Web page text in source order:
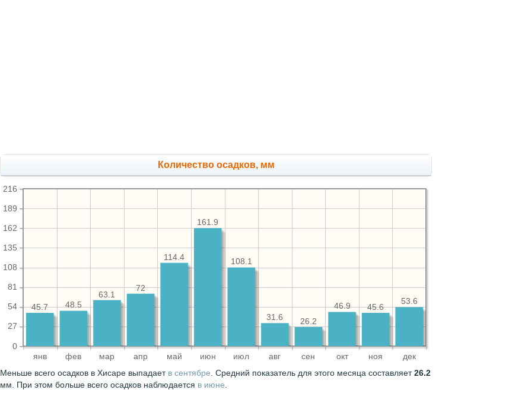
Количество осадков, мм
янв фев мар апр май июн июл авг сен окт ноя дек
0
27
54
81
108
135
162
189
216
53.6
45.6
46.9
26.2
31.6
108.1
161.9
114.4
72
63.1
48.5
45.7
Меньше всего осадков в Хисаре выпадает в сентябре . Средний показатель для этого месяца составляет26.2
мм. При этом больше всего осадков наблюдается в июне